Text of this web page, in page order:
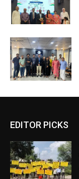
EDITOR PICKS